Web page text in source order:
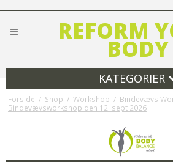
REFORM
BODY
KATEGORIER
Forside / Shop / Workshop / Bindevævs
Bindevævsworkshop den 12. sept 2026